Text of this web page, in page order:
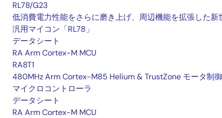
RL78/G23
低消費電力性能をさらに磨き上げ、周辺機能を拡張した新
汎用マイコン「RL78」
データシート
RA Arm Cortex-M MCU
RA8T1
480MHz Arm Cortex-M85 Helium & TrustZone モータ制
マイクロコントローラ
データシート
RA Arm Cortex-M MCU